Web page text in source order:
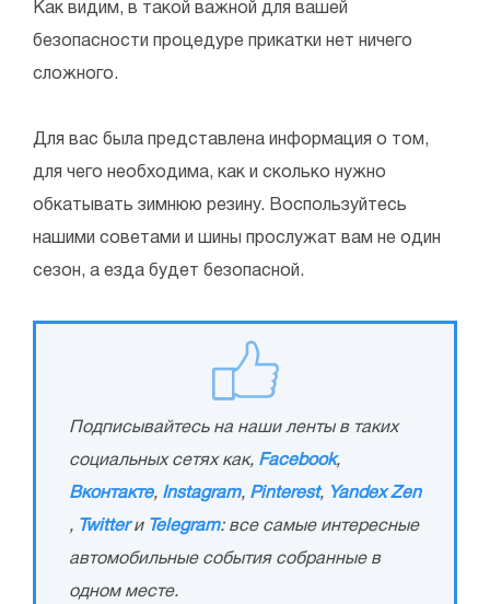
Как видим, в такой важной для вашей
безопасности процедуре прикатки нет ничего
сложного.
Для вас была представлена информация о том,
для чего необходима, как и сколько нужно
обкатывать зимнюю резину. Воспользуйтесь
нашими советами и шины прослужат вам не один
сезон, а езда будет безопасной.
Подписывайтесь на наши ленты в таких
социальных сетях как, Facebook,
Вконтакте, Instagram, Pinterest, Yandex Zen
, Twitterи Telegram: все самые интересные
автомобильные события собранные в
одном месте.